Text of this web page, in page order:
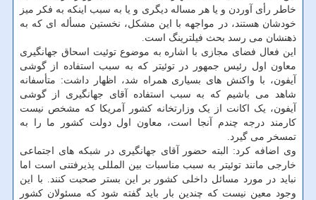
خاطر رأی آوردن و یا هر مساله دیگری و یا به سبب اینکه به فکر میز
خودشان هستند، در مواجهه با این مشکل، نخستین مسأله ای که به
ذهنشان می رسد بحث فیلترینگ است.
این فعال فضای مجازی با اشاره به موضوع توئیت اسحاق جهانگیری
معاون اول رئیس جمهور در توئیتر که به سبب استفاده از گوشی
آیفون، با واکنش های بسیاری همراه شد، اظهار داشت: متأسفانه
شاهد می باشیم که به سبب استفاده آقای جهانگیری از گوشی
آیفون، یک اکانت از یک وزارتخانه کشور آمریکا که مشخص نیست
کارمند درجه چندم آنجا است، معاون اول دولت کشور ما را به
تمسخر می گیرد.
وی اضافه کرد: البته حضور آقای جهانگیری در شبکه های اجتماعی
خارجی مانند توئیتر به سبب مناسبات بین المللی پذیرفتنی است اما
نباید در مورد مسائل داخلی کشور بر این بستر صحبت کنند. با این
وجود معین نیست که چندین بار باید گفته شود که مسئولان کشور